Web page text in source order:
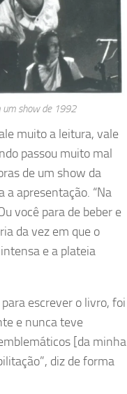
um show de 1992
muito a leitura, vale
passou muito mal
de um show da
a apresentação. “Na
você para de beber e
da vez em que o
e a plateia
escrever o livro, foi
e nunca teve
[da minha
diz de forma